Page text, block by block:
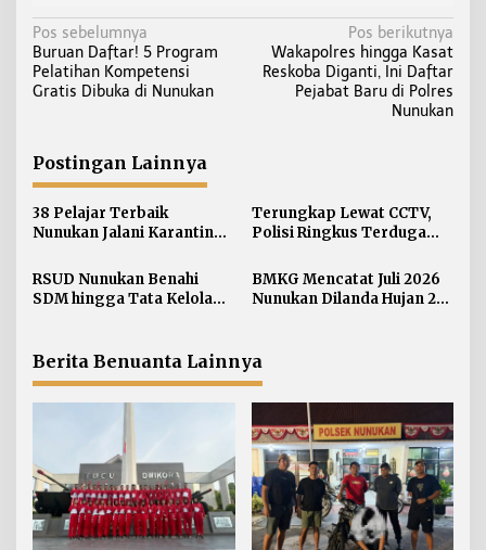
N
a
v
a
s
i
p
o
s
Pos sebelumnya
Buruan Daftar! 5 Program
Pelatihan Kompetensi
Gratis Dibuka di Nunukan
Pos berikutnya
Wakapolres hingga Kasat
Reskoba Diganti, Ini Daftar
Pejabat Baru di Polres
Nunukan
Postingan Lainnya
38 Pelajar Terbaik
Nunukan Jalani Karantina,
di HUT RI ke-81
Terungkap Lewat CCTV,
Polisi Ringkus Terduga
Nunukan
RSUD Nunukan Benahi
SDM hingga Tata Kelola
BMKG Mencatat Juli 2026
Nunukan Dilanda Hujan 23
Berita Benuanta Lainnya